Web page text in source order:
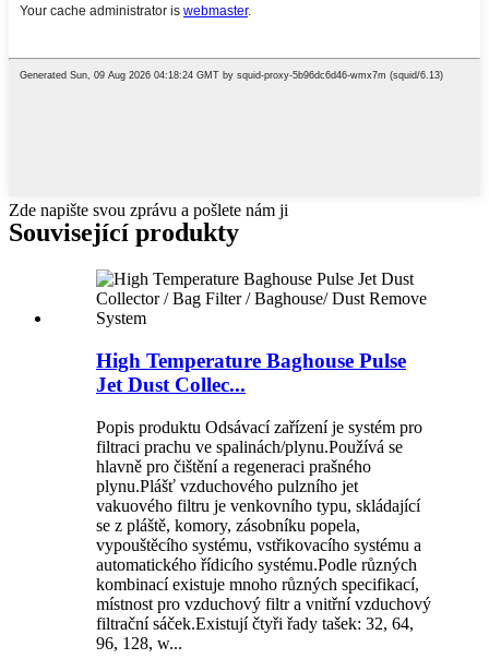
Zde napište svou zprávu a pošlete nám ji
Související produkty
High Temperature Baghouse Pulse
Jet Dust Collec...
Popis produktu Odsávací zařízení je systém pro
filtraci prachu ve spalinách/plynu.Používá se
hlavně pro čištění a regeneraci prašného
plynu.Plášť vzduchového pulzního jet
vakuového filtru je venkovního typu, skládající
se z pláště, komory, zásobníku popela,
vypouštěcího systému, vstřikovacího systému a
automatického řídicího systému.Podle různých
kombinací existuje mnoho různých specifikací,
místnost pro vzduchový filtr a vnitřní vzduchový
filtrační sáček.Existují čtyři řady tašek: 32, 64,
96, 128, w...